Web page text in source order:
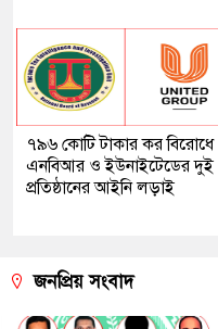
৭৯৬ কোটি টাকার কর বিরোধে
এনবিআর ও ইউনাইটেডের দুই
প্রতিষ্ঠানের আইনি লড়াই
জনপ্রিয় সংবাদ